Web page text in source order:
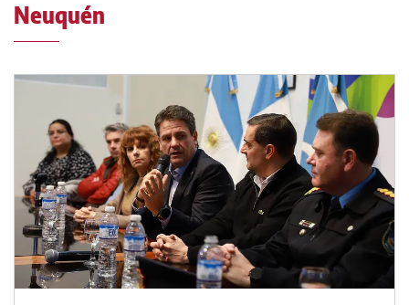
Neuquén